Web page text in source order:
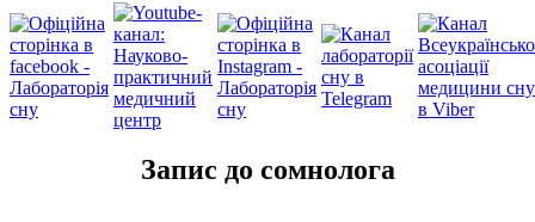
Запис до сомнолога